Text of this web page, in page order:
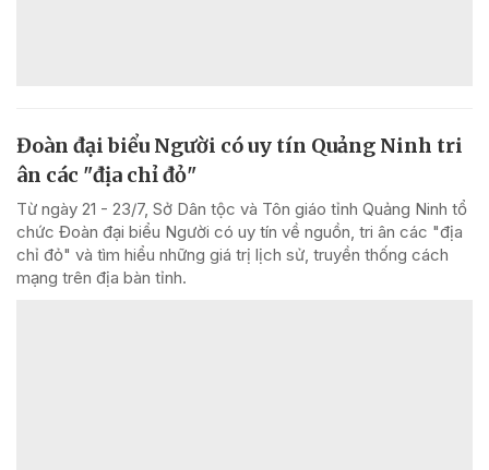
Đoàn đại biểu Người có uy tín Quảng Ninh tri
ân các "địa chỉ đỏ"
Từ ngày 21 - 23/7, Sở Dân tộc và Tôn giáo tỉnh Quảng Ninh tổ
chức Đoàn đại biểu Người có uy tín về nguồn, tri ân các "địa
chỉ đỏ" và tìm hiểu những giá trị lịch sử, truyền thống cách
mạng trên địa bàn tỉnh.